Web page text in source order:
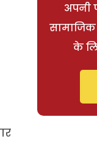
अपनी
सामाजिक
के